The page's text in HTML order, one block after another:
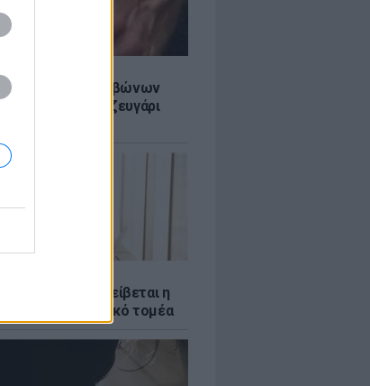
δαχτυλίδι αρραβώνων
Μήπως διάσημο ζευγάρι
Πώς αμείβεται η
αργία στον ιδιωτικό τομέα